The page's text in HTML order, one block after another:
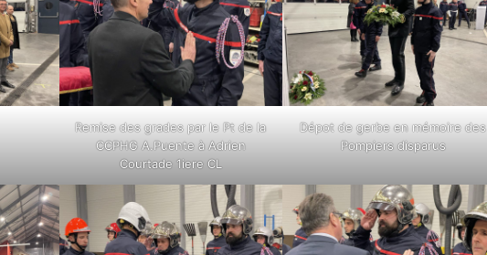
Remise des grades par le Pt de la
CCPHG A.Puente à Adrien
Courtade 1iere CL
Dépot de gerbe en mémoire des
Pompiers disparus